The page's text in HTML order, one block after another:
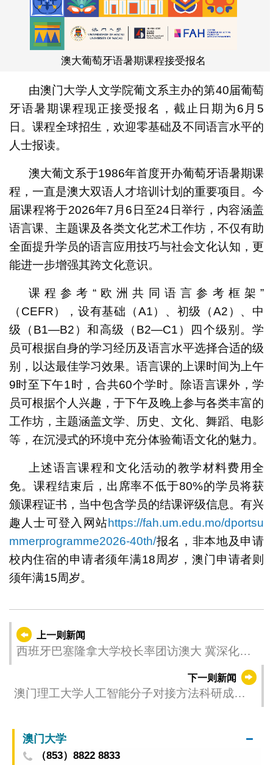
澳大葡萄牙语暑期课程接受报名
由澳门大学人文学院葡文系主办的第40届葡萄
牙语暑期课程现正接受报名，截止日期为6月5
日。课程全球招生，欢迎零基础及不同语言水平的
人士报读。
澳大葡文系于1986年首度开办葡萄牙语暑期课
程，一直是澳大双语人才培训计划的重要项目。今
届课程将于2026年7月6日至24日举行，内容涵盖
语言课、主题课及各类文化艺术工作坊，不仅有助
全面提升学员的语言应用技巧与社会文化认知，更
能进一步增强其跨文化意识。
课程参考“欧洲共同语言参考框架”
（CEFR），设有基础（A1）、初级（A2）、中
级（B1—B2）和高级（B2—C1）四个级别。学
员可根据自身的学习经历及语言水平选择合适的级
别，以达最佳学习效果。语言课的上课时间为上午
9时至下午1时，合共60个学时。除语言课外，学
员可根据个人兴趣，于下午及晚上参与各类丰富的
工作坊，主题涵盖文学、历史、文化、舞蹈、电影
等，在沉浸式的环境中充分体验葡语文化的魅力。
上述语言课程和文化活动的教学材料费用全
免。课程结束后，出席率不低于80%的学员将获
颁课程证书，当中包含学员的结课评级信息。有兴
趣人士可登入网站https://fah.um.edu.mo/dportsu
mmerprogramme2026-40th/报名，非本地及申请
校内住宿的申请者须年满18周岁，澳门申请者则
须年满15周岁。
上一则新闻
西班牙巴塞隆拿大学校长率团访澳大 冀深化交
下一则新闻
澳门理工大学人工智能分子对接方法科研成果
澳门大学
（853）8822 8833